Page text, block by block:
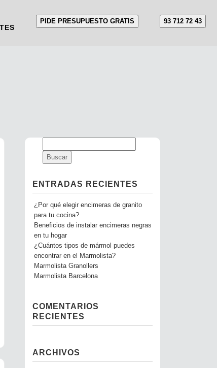
PIDE PRESUPUESTO GRATIS 93 712 72 43
ENTRADAS RECIENTES
¿Por qué elegir encimeras de granito
para tu cocina?
Beneficios de instalar encimeras negras
en tu hogar
¿Cuántos tipos de mármol puedes
encontrar en el Marmolista?
Marmolista Granollers
Marmolista Barcelona
COMENTARIOS
RECIENTES
ARCHIVOS